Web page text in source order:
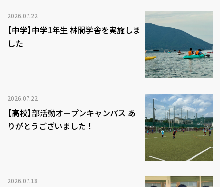
2026.07.22
【中学】中学1年生 林間学舎を実施しま
した
2026.07.22
【高校】部活動オープンキャンパス あ
りがとうございました！
2026.07.18